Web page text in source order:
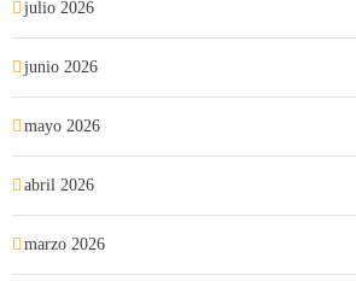
julio 2026
junio 2026
mayo 2026
abril 2026
marzo 2026